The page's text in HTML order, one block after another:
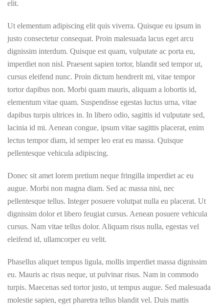
elit.
Ut elementum adipiscing elit quis viverra. Quisque eu ipsum in
justo consectetur consequat. Proin malesuada lacus eget arcu
dignissim interdum. Quisque est quam, vulputate ac porta eu,
imperdiet non nisl. Praesent sapien tortor, blandit sed tempor ut,
cursus eleifend nunc. Proin dictum hendrerit mi, vitae tempor
tortor dapibus non. Morbi quam mauris, aliquam a lobortis id,
elementum vitae quam. Suspendisse egestas luctus urna, vitae
dapibus turpis ultrices in. In libero odio, sagittis id vulputate sed,
lacinia id mi. Aenean congue, ipsum vitae sagittis placerat, enim
lectus tempor diam, id semper leo erat eu massa. Quisque
pellentesque vehicula adipiscing.
Donec sit amet lorem pretium neque fringilla imperdiet ac eu
augue. Morbi non magna diam. Sed ac massa nisi, nec
pellentesque tellus. Integer posuere volutpat nulla eu placerat. Ut
dignissim dolor et libero feugiat cursus. Aenean posuere vehicula
cursus. Nam vitae tellus dolor. Aliquam risus nulla, egestas vel
eleifend id, ullamcorper eu velit.
Phasellus aliquet tempus ligula, mollis imperdiet massa dignissim
eu. Mauris ac risus neque, ut pulvinar risus. Nam in commodo
turpis. Maecenas sed tortor justo, ut tempus augue. Sed malesuada
molestie sapien, eget pharetra tellus blandit vel. Duis mattis